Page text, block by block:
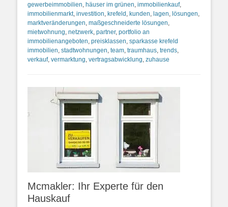
gewerbeimmobilien, häuser im grünen, immobilienkauf,
immobilienmarkt, investition, krefeld , kunden, lagen, lösungen,
marktveränderungen, maßgeschneiderte lösungen,
mietwohnung, netzwerk, partner, portfolio an
immobilienangeboten, preisklassen, sparkasse krefeld
immobilien, stadtwohnungen, team, traumhaus, trends,
verkauf, vermarktung, vertragsabwicklung, zuhause
Mcmakler: Ihr Experte für den
Hauskauf